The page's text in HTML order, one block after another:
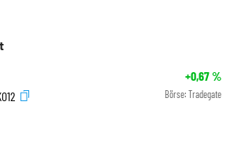
+0,67%
Börse: Tradegate